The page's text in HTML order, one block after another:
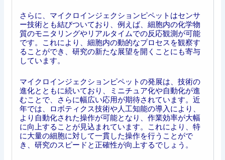
さらに、マイクロインジェクションピペットはセンサ
ー技術とも結びついており、例えば、細胞内の化学物
質のモニタリングやリアルタイムでの反応観測が可能
です。これにより、細胞内の動的なプロセスを観察す
ることができ、研究の新たな展望を開くことにも寄与
しています。
マイクロインジェクションピペットの発展は、技術の
進化とともに続いており、ミニチュア化や自動化が進
むことで、さらに幅広い応用が期待されています。近
年では、ロボティクス技術や人工知能の導入により、
より自動化された操作が可能となり、作業効率が大幅
に向上することが見込まれています。これにより、特
に大量の細胞に対して一貫した操作を行うことがで
き、研究のスピードと正確性が向上するでしょう。